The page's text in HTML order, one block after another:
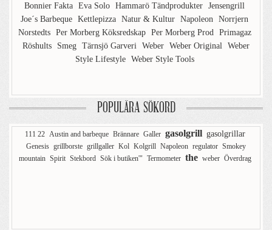
Bonnier Fakta Eva Solo Hammarö Tändprodukter Jensengrill
Joe´s Barbeque Kettlepizza Natur & Kultur Napoleon Norrjern
Norstedts Per Morberg Köksredskap Per Morberg Prod Primagaz
Röshults
Smeg Tärnsjö Garveri Weber Weber Original Weber
Style Lifestyle Weber Style Tools
POPULÄRA SÖKORD
111 22 Austin and barbeque Brännare Galler gasolgrill gasolgrillar
Genesis grillborste grillgaller Kol Kolgrill Napoleon regulator Smokey
mountain Spirit Stekbord Sök i butiken'" Termometer the weber Överdrag